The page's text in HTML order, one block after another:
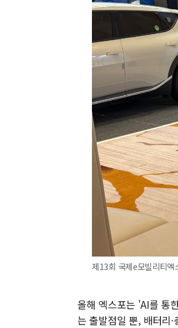
제13회 국제e모빌리티
올해 엑스포는 'AI를 통
는 출발점일 뿐, 배터리